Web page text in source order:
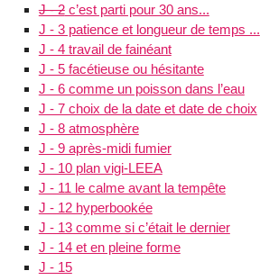
J - 2c’est parti pour 30 ans...
J - 3 patience et longueur de temps ...
J - 4 travail de fainéant
J - 5 facétieuse ou hésitante
J - 6 comme un poisson dans l’eau
J - 7 choix de la date et date de choix
J - 8 atmosphère
J - 9 après-midi fumier
J - 10 plan vigi-LEEA
J - 11 le calme avant la tempête
J - 12 hyperbookée
J - 13 comme si c’était le dernier
J - 14 et en pleine forme
J - 15